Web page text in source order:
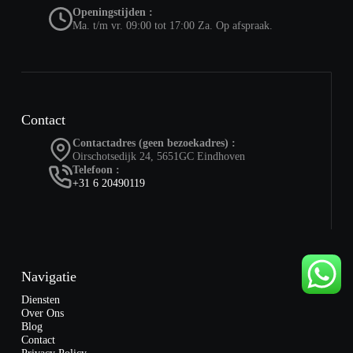
Openingstijden :
Ma. t/m vr. 09:00 tot 17:00 Za. Op afspraak.
Contact
Contactadres (geen bezoekadres) :
Oirschotsedijk 24, 5651GC Eindhoven
Telefoon :
+31 6 20490119
Navigatie
Diensten
Over Ons
Blog
Contact